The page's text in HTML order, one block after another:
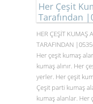
Her Çeşit
Tarafından
HER ÇEŞİT KUMAŞ
TARAFINDAN
Her çeşit kumaş
kumaş alınır. Her
yerler. Her çeşit
Çeşit parti kumaş
kumaş alanlar. Her